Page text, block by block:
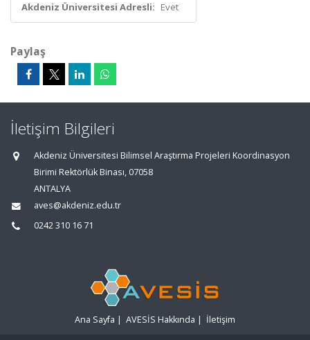
Akdeniz Üniversitesi Adresli: Evet
Paylaş
İletişim Bilgileri
Akdeniz Üniversitesi Bilimsel Araştırma Projeleri Koordinasyon
Birimi Rektörlük Binası, 07058
ANTALYA
aves@akdeniz.edu.tr
0242 310 16 71
Ana Sayfa | AVESİS Hakkında | İletişim